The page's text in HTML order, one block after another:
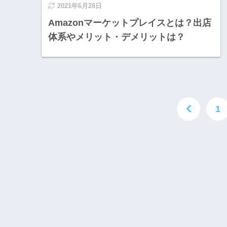
2021年6月28日
Amazonマーケットプレイスとは？出店
体系やメリット・デメリットは？
1